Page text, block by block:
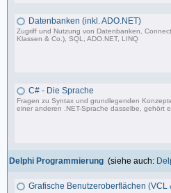
Datenbanken (inkl. ADO.NET)
Zugriff und Nutzung von Datenbanken,
Klassen & Co.), SQL, ADO.NET, LINQ
C# - Die Sprache
Fragen zu Syntax und grundlegenden
einer anderen .NET-Sprache dasselbe, gehört
Delphi Programmierung (siehe auch:
Grafische Benutzeroberflächen (VCL